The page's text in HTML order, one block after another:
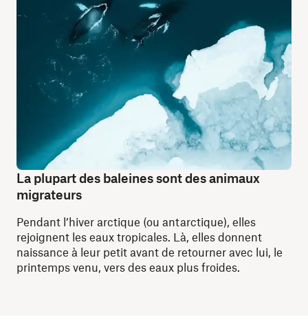
La plupart des baleines sont des animaux
migrateurs
Pendant l’hiver arctique (ou antarctique), elles
rejoignent les eaux tropicales. Là, elles donnent
naissance à leur petit avant de retourner avec lui, le
printemps venu, vers des eaux plus froides.